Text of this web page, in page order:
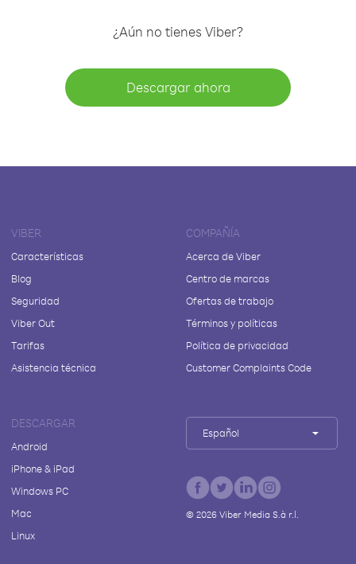
¿Aún no tienes Viber?
Descargar ahora
VIBER
Características
Blog
Seguridad
Viber Out
Tarifas
Asistencia técnica
COMPAÑÍA
Acerca de Viber
Centro de marcas
Ofertas de trabajo
Términos y políticas
Política de privacidad
Customer Complaints Code
DESCARGAR
Android
iPhone & iPad
Windows PC
Mac
Linux
Español
© 2026Viber Media S.à r.l.